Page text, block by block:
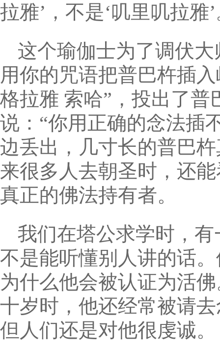
拉雅’，不是‘叽里叽拉雅’
这个瑜伽士为了调伏
用你的咒语把普巴杵插
格拉雅 索哈”，投出了
说：“你用正确的念法插
边丢出，几寸长的普巴
来很多人去朝圣时，还
真正的佛法持有者。
我们在塔公求学时，
不是能听懂别人讲的话
为什么他会被认证为活
十岁时，他还经常被请
但人们还是对他很虔诚。